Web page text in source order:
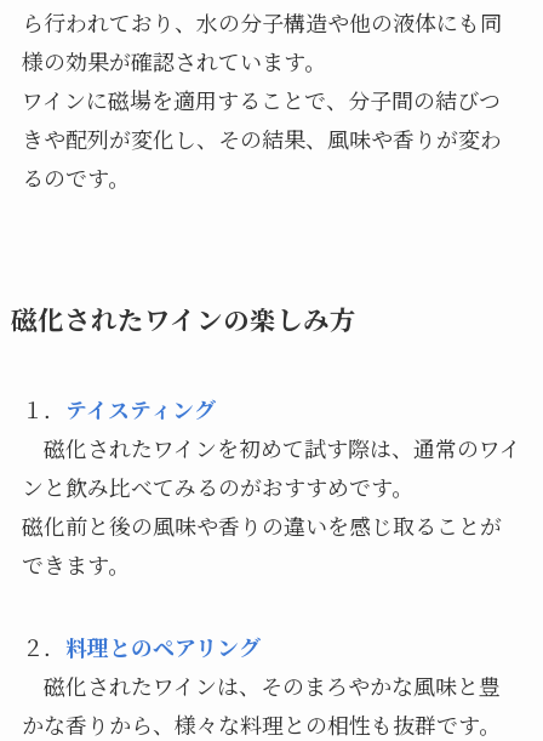
ら行われており、水の分子構造や他の液体にも同
様の効果が確認されています。
ワインに磁場を適用することで、分子間の結びつ
きや配列が変化し、その結果、風味や香りが変わ
るのです。
磁化されたワインの楽しみ方
１． テイスティング
磁化されたワインを初めて試す際は、通常のワイ
ンと飲み比べてみるのがおすすめです。
磁化前と後の風味や香りの違いを感じ取ることが
できます。
２． 料理とのペアリング
磁化されたワインは、そのまろやかな風味と豊
かな香りから、様々な料理との相性も抜群です。